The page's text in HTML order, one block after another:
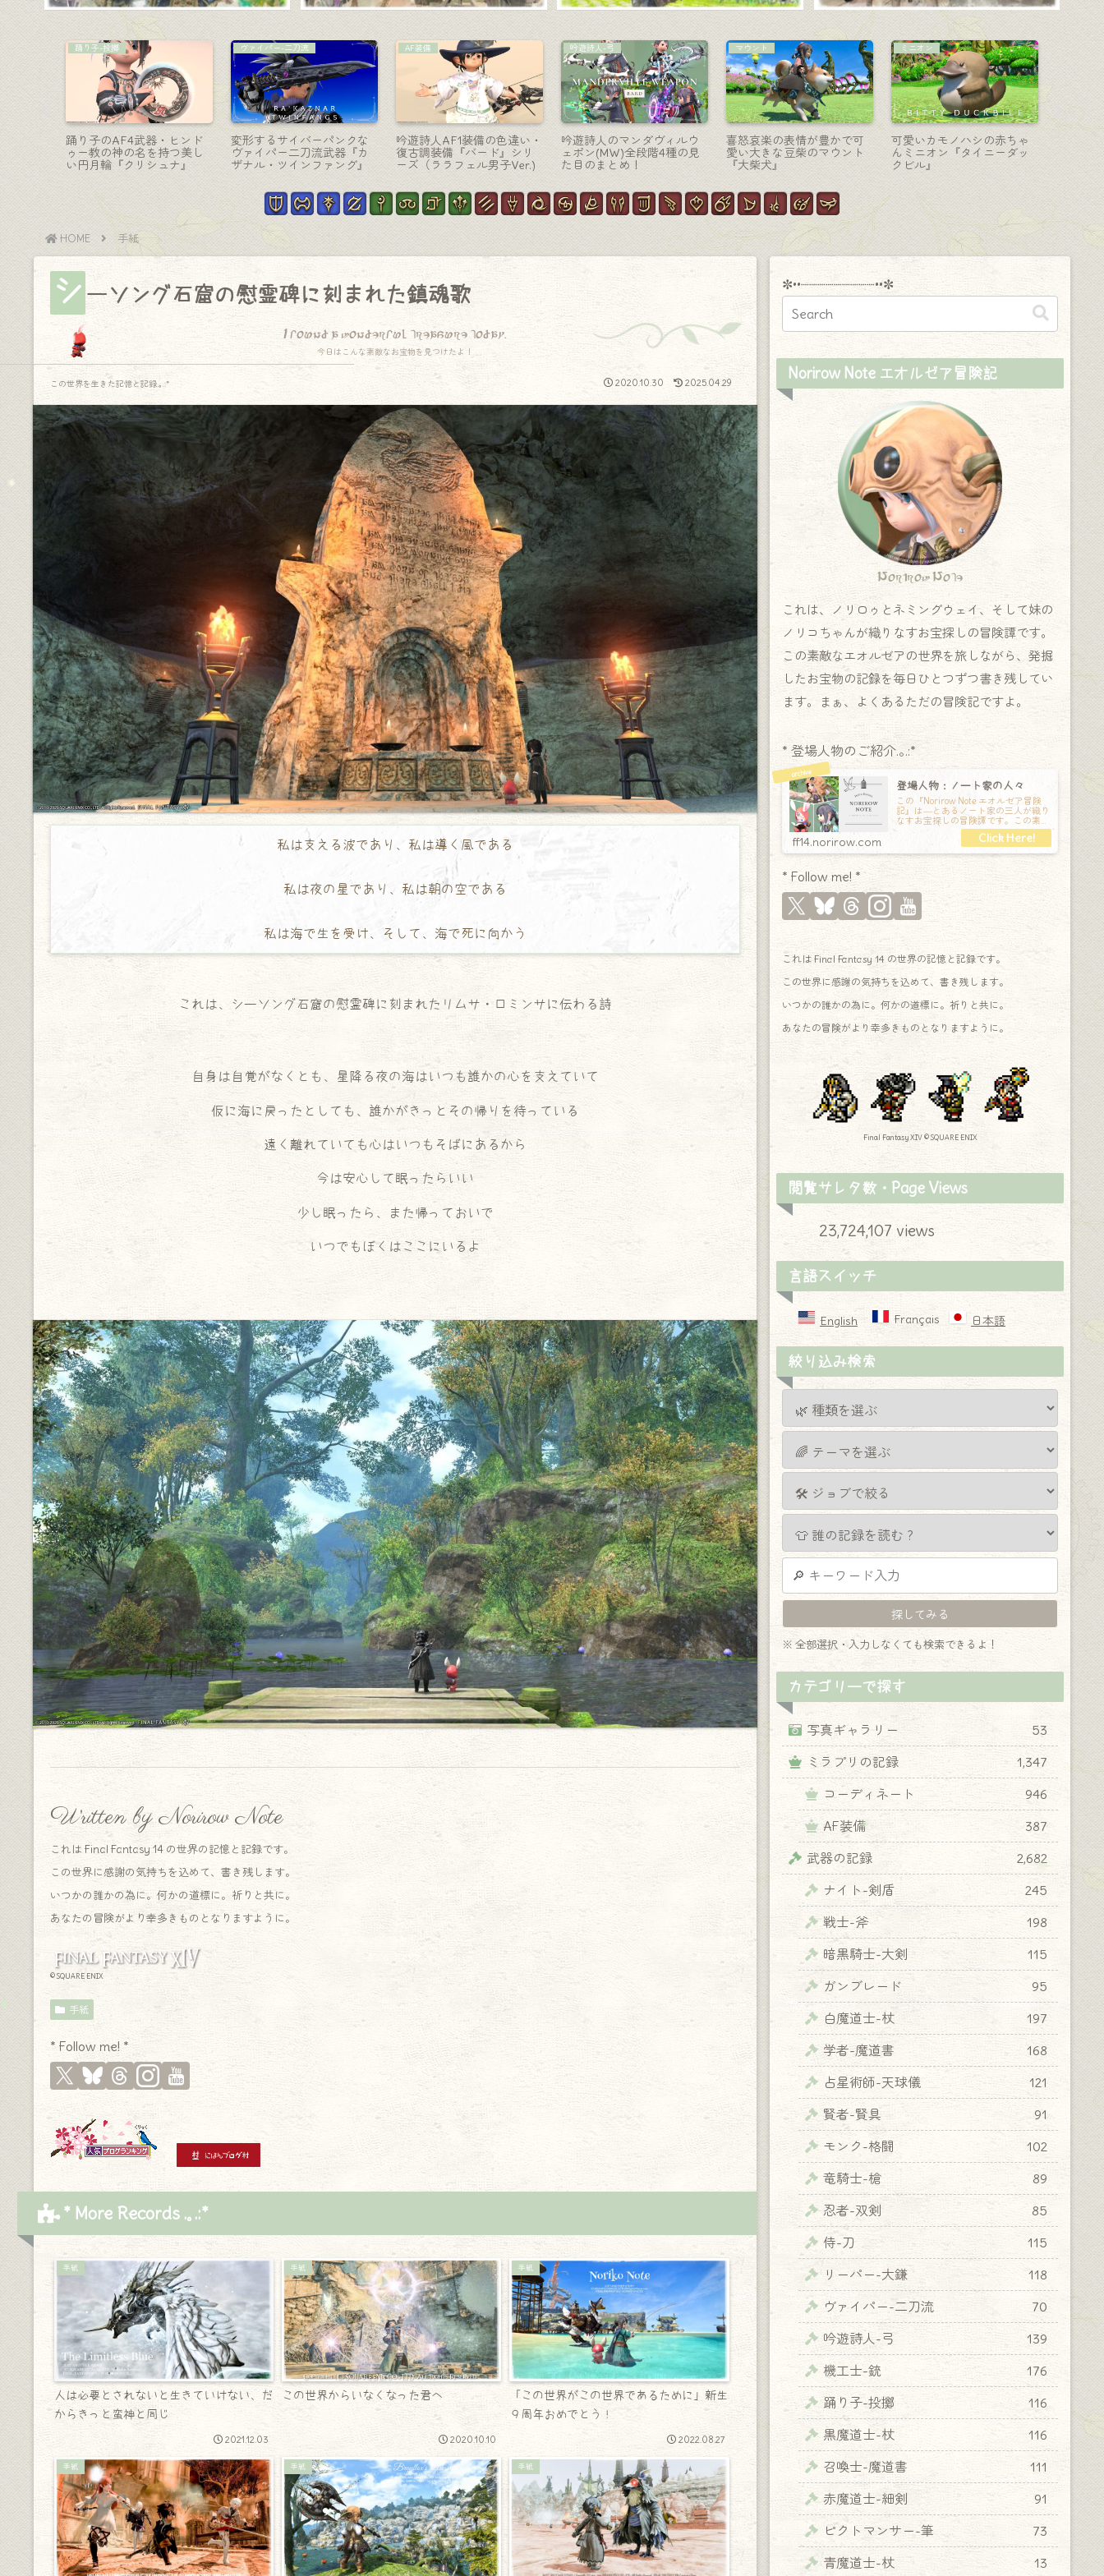
吟遊詩人-弓
吟遊詩人のレジスタンスウ
ェポン（RW）第一形態・ク
ラシックでパンキッシュな
可愛い弓『ブリリアンス』
ヴァイパー-二刀流
稲刈り鎌のようなヴァイパ
ー二刀流武器『ネオキング
ダム・ツインファング』
黒魔道士-杖
ごきげんなサボテンダーの
ゴールドソーサー黒魔道士
杖『セニョール・ロッド』
コーディネート
【ミラプリ】プライマルズ
のLIVEに何を着ていくか考
えるノリコちゃんのロック
調コーデ
コーディネート
『フロンティアリボン』の
コーディネートいろいろを
考えるノリコちゃんの記録
モンク-格闘
モンクのMW第三段階・闘気
あふれる光る拳『マンダヴ
ィル・マジェスティック・
フィスト』
【まと
見た目
HOME 手紙
シ ーソング石窟の慰霊碑に刻まれた鎮魂歌
I found a wonderful treasure today.
今日はこんな素敵なお宝物を見つけたよ！
2020.10.30 2025.04.29
この世界を生きた記憶と記録.｡.:*
私は支える波であり、私は導く風である
私は夜の星であり、私は朝の空である
私は海で生を受け、そして、海で死に向かう
これは、シーソング石窟の慰霊碑に刻まれたリムサ・ロミンサに伝わる詩
自身は自覚がなくとも、星降る夜の海はいつも誰かの心を支えていて
仮に海に戻ったとしても、誰かがきっとその帰りを待っている
遠く離れていても心はいつもそばにあるから
今は安心して眠ったらいい
少し眠ったら、また帰っておいで
いつでもぼくはここにいるよ
Written by Norirow Note
これは Final Fantasy 14 の世界の記憶と記録です。
この世界に感謝の気持ちを込めて、書き残します。
いつかの誰かの為に。何かの道標に。祈りと共に。
あなたの冒険がより幸多きものとなりますように。
© SQUARE ENIX
手紙
* Follow me! *
* More Records .｡.:*
手紙
人は必要とされないと生きていけない、だ
からきっと蛮神と同じ
2021.12.03
手紙
この世界からいなくなった君へ
2020.10.10
手紙
「この世界がこの世界であるために」新生
９周年おめでとう！
2022.08.27
手紙 手紙 手紙
✼••┈┈┈┈┈┈┈┈┈••✼
Norirow Note エオルゼア冒険記
Norirow Note
これは、ノリロゥとネミングウェイ、そして妹の
ノリコちゃんが織りなすお宝探しの冒険譚です。
この素敵なエオルゼアの世界を旅しながら、発掘
したお宝物の記録を毎日ひとつずつ書き残してい
ます。まぁ、よくあるただの冒険記ですよ。
* 登場人物のご紹介.｡.:*
登場人物：ノート家の人々
この『Norirow Note エオルゼア冒険
記』は―とあるノート家の三人が織り
なすお宝探しの冒険譚です。この素敵
な Final Fantasy XIV の世界を旅しな
ff14.norirow.com
* Follow me! *
これは Final Fantasy 14 の世界の記憶と記録です。
この世界に感謝の気持ちを込めて、書き残します。
いつかの誰かの為に。何かの道標に。祈りと共に。
あなたの冒険がより幸多きものとなりますように。
Final Fantasy XIV © SQUARE ENIX
閲覧サレタ数・Page Views
23,724,107 views
言語スイッチ
English Français 日本語
絞り込み検索
※ 全部選択・入力しなくても検索できるよ！
カテゴリーで探す
写真ギャラリー
53
ミラプリの記録
1,347
コーディネート
946
AF装備
387
武器の記録
2,682
ナイト-剣盾
245
戦士-斧
198
暗黒騎士-大剣
115
ガンブレード
95
白魔道士-杖
197
学者-魔道書
168
占星術師-天球儀
121
賢者-賢具
91
モンク-格闘
102
竜騎士-槍
89
忍者-双剣
85
侍-刀
115
リーパー-大鎌
118
ヴァイパー-二刀流
70
吟遊詩人-弓
139
機工士-銃
176
踊り子-投擲
116
黒魔道士-杖
116
召喚士-魔道書
111
赤魔道士-細剣
91
ピクトマンサー-筆
73
青魔道士-杖
13